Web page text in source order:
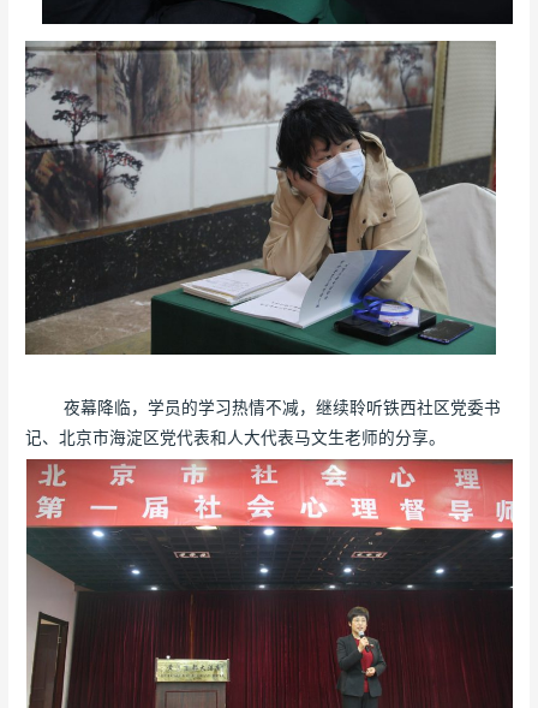
夜幕降临，学员的学习热情不减，继续聆听铁西社区党委书
记、北京市海淀区党代表和人大代表马文生老师的分享。